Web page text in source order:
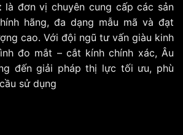
thể.
Các
tùy
chọn
có
thể
được
là đơn vị chuyên cung cấp các sản
hãng, đa dạng mẫu mã và đạt
cao. Với đội ngũ tư vấn giàu kinh
đo mắt – cắt kính chính xác, Âu
đến giải pháp thị lực tối ưu, phù
sử dụng